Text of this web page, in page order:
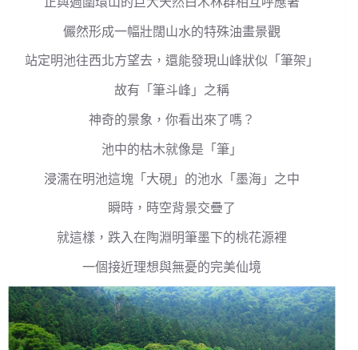
儼然形成一幅壯闊山水的特殊油畫景觀
站定明池往西北方望去，還能發現山峰狀似「筆架」
故有「筆斗峰」之稱
神奇的景象，你看出來了嗎？
池中的枯木就像是「筆」
浸濡在明池這塊「大硯」的池水「墨海」之中
瞬時，時空背景交疊了
就這樣，跌入在陶淵明筆墨下的桃花源裡
一個接近理想與無憂的完美仙境